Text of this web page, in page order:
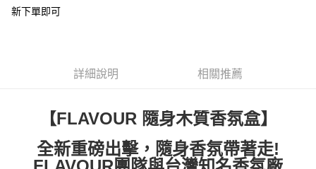
悠遊付
每筆NT$60，滿NT$399(含以上)免運費
每筆NT$60，滿NT$399(含以上)免運費
新下單即可
詳細說明 相關推薦
【FLAVOUR 隨身木質香氛盒】
全新重磅出擊，隨身香氛帶著走!